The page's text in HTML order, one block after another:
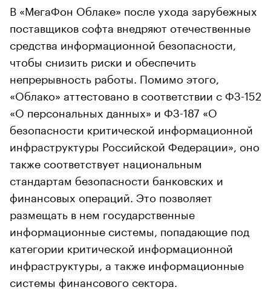
В «МегаФон Облаке» после ухода зарубежных
поставщиков софта внедряют отечественные
средства информационной безопасности,
чтобы снизить риски и обеспечить
непрерывность работы. Помимо этого,
«Облако» аттестовано в соответствии с ФЗ-152
«О персональных данных» и ФЗ-187 «О
безопасности критической информационной
инфраструктуры Российской Федерации», оно
также соответствует национальным
стандартам безопасности банковских и
финансовых операций. Это позволяет
размещать в нем государственные
информационные системы, попадающие под
категории критической информационной
инфраструктуры, а также информационные
системы финансового сектора.